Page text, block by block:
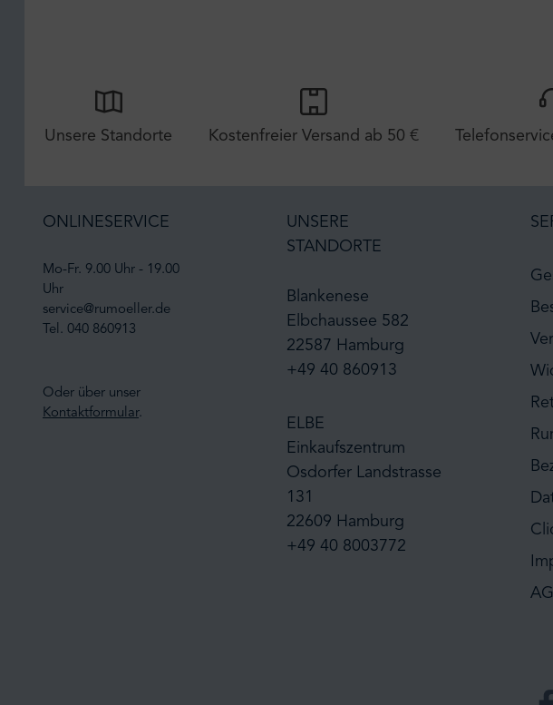
Unsere Standorte Kostenfreier Versand ab 50 €
ONLINESERVICE
Mo-Fr. 9.00 Uhr - 19.00
Uhr
service@rumoeller.de
Tel. 040 860913
Oder über unser
Kontaktformular.
UNSERE
STANDORTE
Blankenese
Elbchaussee 582
22587 Hamburg
+49 40 860913
ELBE
Einkaufszentrum
Osdorfer Landstrasse
131
22609 Hamburg
+49 40 8003772